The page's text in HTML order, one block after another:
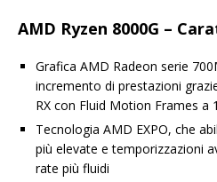
AMD Ryzen 8000G –
Grafica AMD Radeon serie
incremento di prestazioni
RX con Fluid Motion Frames a
Tecnologia AMD EXPO, che
più elevate e temporizzazioni
rate più fluidi